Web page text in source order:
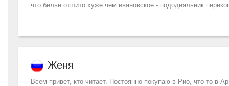
что белье отшито хуже чем ивановское - пододеяльник
Женя
Всем привет, кто читает. Постоянно покупаю в Рио, что-то в